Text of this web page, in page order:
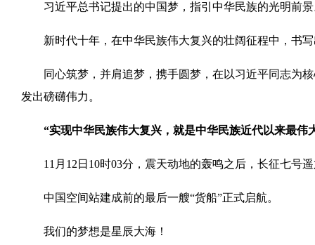
习近平总书记提出的中国梦，指引中华民族的光明前景
新时代十年，在中华民族伟大复兴的壮阔征程中，书写
同心筑梦，并肩追梦，携手圆梦，在以习近平同志为核
发出磅礴伟力。
“实现中华民族伟大复兴，就是中华民族近代以来最伟
11月12日10时03分，震天动地的轰鸣之后，长征七号
中国空间站建成前的最后一艘“货船”正式启航。
我们的梦想是星辰大海！